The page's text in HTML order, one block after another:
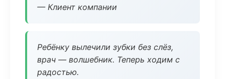
— Клиент компании
Ребёнку вылечили зубки без слёз,
врач — волшебник. Теперь ходим с
радостью.